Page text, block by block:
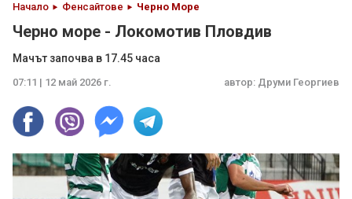
Начало Фенсайтове Черно Море
Черно море - Локомотив Пловдив
Мачът започва в 17.45 часа
07:11 | 12 май 2026 г. автор: Друми Георгиев